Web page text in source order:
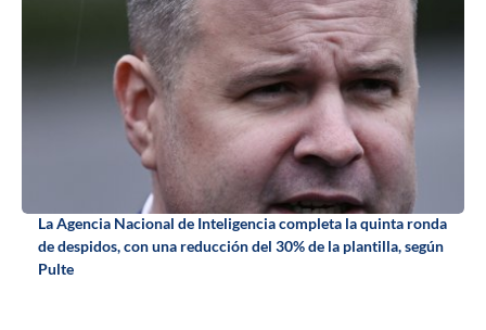
La Agencia Nacional de Inteligencia completa la quinta ronda
de despidos, con una reducción del 30% de la plantilla, según
Pulte